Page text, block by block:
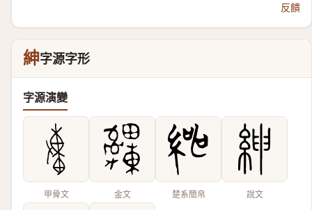
反饋
紳字源字形
字源演變
甲骨文 金文 楚系簡帛 說文